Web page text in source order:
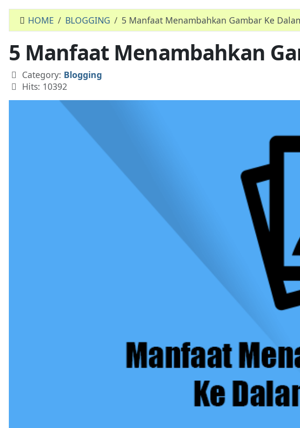
HOME BLOGGING 5 Manfaat Menambahkan Gambar Ke
5 Manfaat Menambahkan
Details
Category: Blogging
Hits: 10392